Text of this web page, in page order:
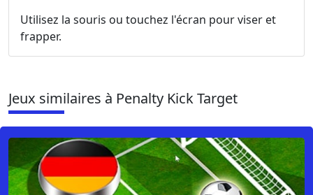
Utilisez la souris ou touchez l'écran pour viser et
frapper.
Jeux similaires à Penalty Kick Target